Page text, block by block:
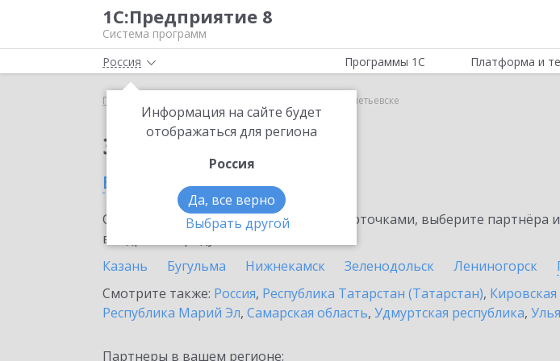
1С:Предприятие 8
Система программ
Россия
Информация на сайте будет
отображаться для региона
Россия
Да, все верно
Выбрать другой
Программы 1С Платформа и
Главная 1С-ЭТП в Альметьевске
Заказать 1С-ЭТП
в Альметьевске
Ознакомьтесь с информационными карточками, выберите партнёра
внедрение продукта.
Казань
Бугульма Нижнекамск Зеленодольск Лениногорск
Смотрите также: Россия, Республика Татарстан (Татарстан), Кировская
Республика Марий Эл, Самарская область, Удмуртская республика,
Партнеры в вашем регионе: